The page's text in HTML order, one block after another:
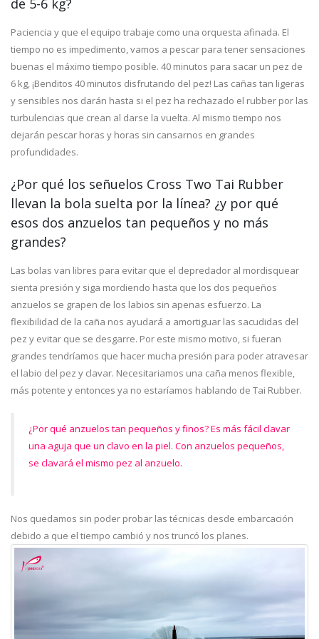
Paciencia y que el equipo trabaje como una orquesta afinada. El
tiempo no es impedimento, vamos a pescar para tener sensaciones
buenas el máximo tiempo posible. 40 minutos para sacar un pez de
6 kg, ¡Benditos 40 minutos disfrutando del pez! Las cañas tan ligeras
y sensibles nos darán hasta si el pez ha rechazado el rubber por las
turbulencias que crean al darse la vuelta. Al mismo tiempo nos
dejarán pescar horas y horas sin cansarnos en grandes
profundidades.
¿Por qué los señuelos Cross Two Tai Rubber
llevan la bola suelta por la línea? ¿y por qué
esos dos anzuelos tan pequeños y no más
grandes?
Las bolas van libres para evitar que el depredador al mordisquear
sienta presión y siga mordiendo hasta que los dos pequeños
anzuelos se grapen de los labios sin apenas esfuerzo. La
flexibilidad de la caña nos ayudará a amortiguar las sacudidas del
pez y evitar que se desgarre. Por este mismo motivo, si fueran
grandes tendríamos que hacer mucha presión para poder atravesar
el labio del pez y clavar. Necesitariamos una caña menos flexible,
más potente y entonces ya no estaríamos hablando de Tai Rubber.
¿Por qué anzuelos tan pequeños y finos? Es más fácil clavar
una aguja que un clavo en la piel. Con anzuelos pequeños,
se clavará el mismo pez al anzuelo.
Nos quedamos sin poder probar las técnicas desde embarcación
debido a que el tiempo cambió y nos truncó los planes.